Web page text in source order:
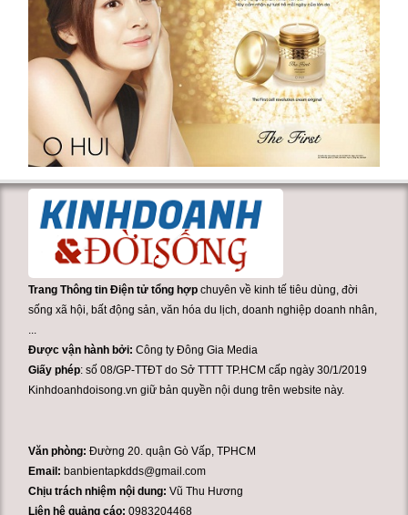
Trang Thông tin Điện tử tổng hợp chuyên về kinh tế tiêu dùng, đời
sống xã hội, bất động sản, văn hóa du lịch, doanh nghiệp doanh nhân,
...
Được vận hành bởi:Công ty Đông Gia Media
Giấy phép: số 08/GP-TTĐT do Sở TTTT TP.HCM cấp ngày 30/1/2019
Kinhdoanhdoisong.vn giữ bản quyền nội dung trên website này.
Văn phòng:Đường 20. quận Gò Vấp, TPHCM
Email: banbientapkdds@gmail.com
Chịu trách nhiệm nội dung: Vũ Thu Hương
Liên hệ quảng cáo:0983204468